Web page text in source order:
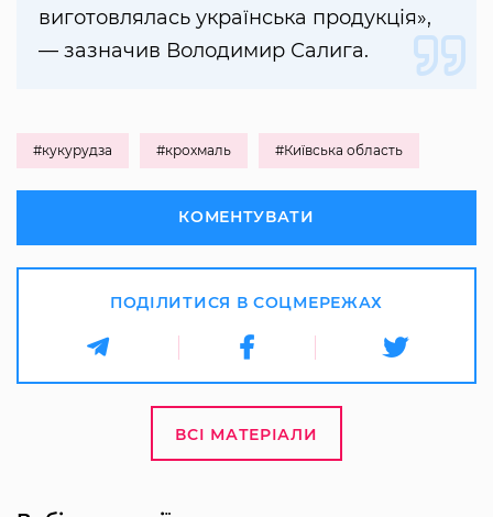
виготовлялась українська продукція»,
— зазначив Володимир Салига.
#кукурудза #крохмаль #Київська область
КОМЕНТУВАТИ
ПОДІЛИТИСЯ В СОЦМЕРЕЖАХ
ВСІ МАТЕРІАЛИ